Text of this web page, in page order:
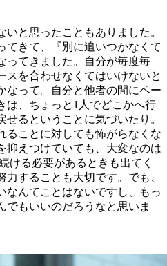
と思ったこともありました。
てきて、『別に追いつかなくて
ってきました。自分が毎度毎
スを合わせなくてはいけないと
なって。自分と他者の間にペー
は、ちょっと1人でどこかへ行
るということに気づいたり。
ることに対しても怖がらなくな
抑えつけていても、大変なのは
ける必要があるときも出てく
することも大切です。でも、
なんてことはないですし、もっ
でもいいのだろうなと思いま